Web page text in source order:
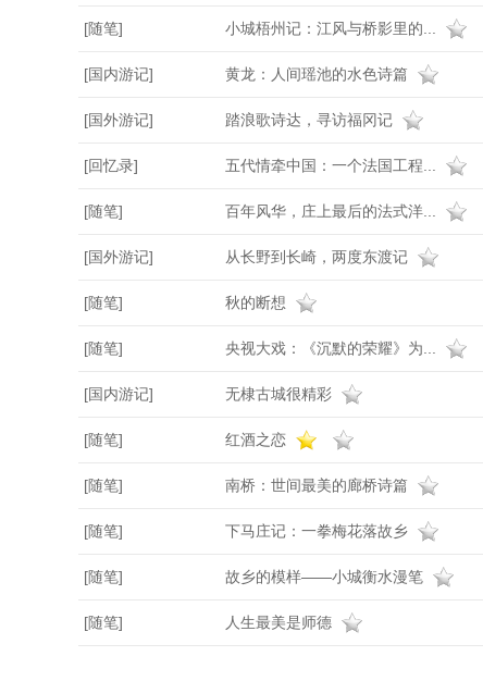
[随笔] 小城梧州记：江风与桥影里的...
[国内游记] 黄龙：人间瑶池的水色诗篇
[国外游记] 踏浪歌诗达，寻访福冈记
[回忆录] 五代情牵中国：一个法国工程...
[随笔] 百年风华，庄上最后的法式洋...
[国外游记] 从长野到长崎，两度东渡记
[随笔] 秋的断想
[随笔] 央视大戏：《沉默的荣耀》为...
[国内游记] 无棣古城很精彩
[随笔] 红酒之恋
[随笔] 南桥：世间最美的廊桥诗篇
[随笔] 下马庄记：一拳梅花落故乡
[随笔] 故乡的模样——小城衡水漫笔
[随笔] 人生最美是师德